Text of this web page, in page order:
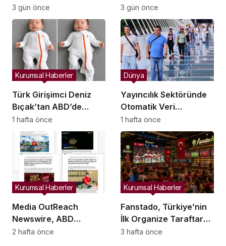
Ödülleri Demokrasi ve
Özgürlükler Adası’nda
Sahiplerini Buldu
3 gün önce
Ödülleri Demokrasi ve
Özgürlükler Adası’nda
Sahiplerini Buldu
3 gün önce
Türk Girişimci Deniz
Bıçak’tan ABD’de
Bebek Güvenli
Uykusuna Yenilikçi
Dokunuş
Kurumsal Haberler
1 hafta önce
Yayıncılık Sektöründe
Otomatik Veri
Entegrasyonu
Süreçleri Başlatıldı
Dünya
1 hafta önce
Media OutReach
Newswire, ABD
Dağıtım Ağını ve Yapay
Kurumsal Haberler
2 hafta önce
Fanstado, Türkiye’nin
İlk Organize Taraftar
Tribün Ağını Kuruyor:
Kurumsal Haberler
3 hafta önce